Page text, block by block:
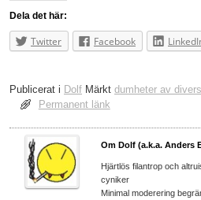
Dela det här:
Twitter Facebook
Publicerat i Dolf Märkt dumheter av
Permanent länk
Om Dolf (a.k.a. Anders
Hjärtlös filantrop och
Minimal moderering